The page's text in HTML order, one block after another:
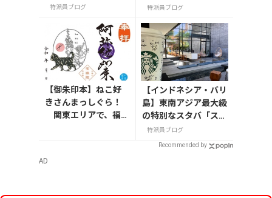
GLASS 熾火」で味わ
特派員ブログ
所で味わう
特派員ブログ
【御朱印本】ねこ好
きさんまっしぐら！
関東エリアで、福を
【インドネシア・バリ
島】東南アジア最大級
の特別なスタバ「スタ
ーバックスリザーブⓇ
デワタバリ」
特派員ブログ
Recommended by
AD